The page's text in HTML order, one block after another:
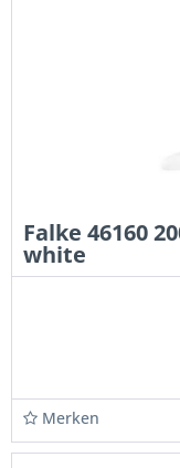
Falke 46160
white
Merken